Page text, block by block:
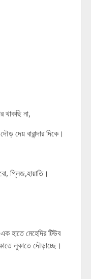
না,
দেয় বারান্দার দিকে।
প্লিজ,হায়াতি।
হাতে মেহেদির টিউব
লুকাতে দৌড়াচ্ছে।